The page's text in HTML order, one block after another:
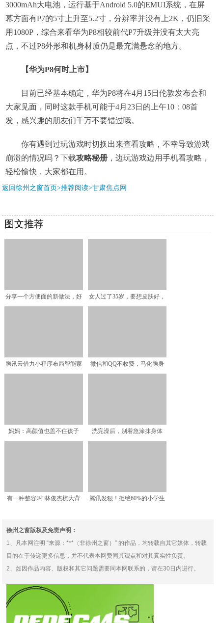
3000mAh大电池，运行基于Android 5.0的EMUI系统，在屏
幕方面有P7的5寸上升至5.2寸，分辨率并没有上2K，仍旧采
用1080P，综合来看华为P8相较前代P7升级并没有太大亮
点，不过P8外形和机身材质仍是最充满悬念的地方。
【华为P8何时上市】
目前已经基本确定，华为P8将在4月15日伦敦发布会和
大家见面，同时这款手机可能于4月23日的上午10：08首
发，感兴趣的朋友们千万不要错过哦。
你有遇到过玩游戏时切换出来查看攻略，不幸导致游戏
崩溃的情况吗？下载攻略秘册，边玩游戏边用手机看攻略，
轻松愉快，大家都在用。
返回徐州之窗首页>推荐阅读>甘肃焦点网
图文推荐
分享一个方便面的新做法，好
女人过了35岁，要想皮肤好，
腾讯云借力小程序布局智能家
微信和QQ不收费，马化腾身
妈妈：高颜值也盖不住孩子
洗完澡后，别着急涂抹身体
有一种整容叫“林俊杰梳大背
腾讯发狠！拒绝60%的小学生
徐州之窗版权及免责声明：
1、凡本网注明 “来源：***（非徐州之窗）” 的作品，均转载自其它媒体，转载
目的在于传递更多信息，并不代表本网赞同其观点和对其真实性负责。
2、如因作品内容、版权和其它问题需要同本网联系的，请在30日内进行。